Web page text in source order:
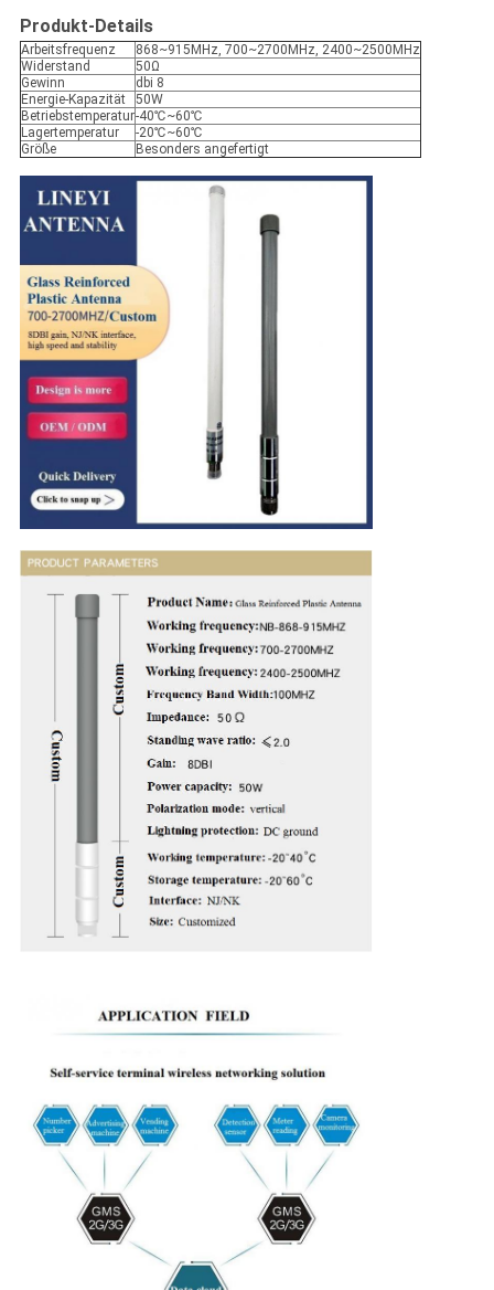
Produkt-Details
Arbeitsfrequenz
868~915MHz, 700~2700MHz, 2400~2500MHz
Widerstand
50Ω
Gewinn
dbi 8
Energie-Kapazität
50W
Betriebstemperatur-40℃~60℃
Lagertemperatur
-20℃~60℃
Größe
Besonders angefertigt